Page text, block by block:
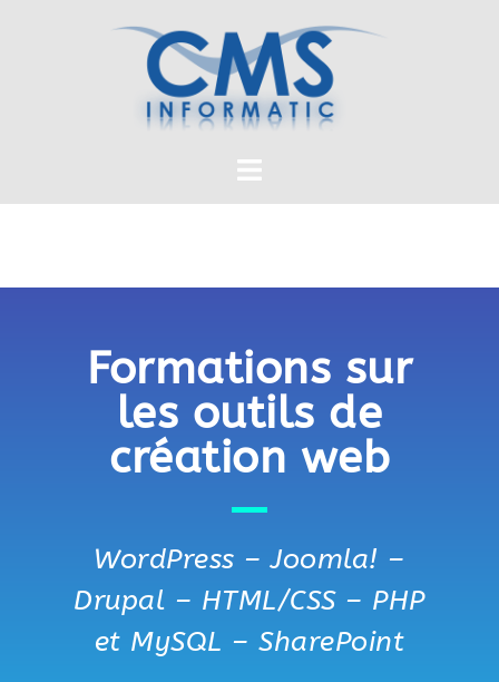
Formations sur
les outils de
création web
WordPress – Joomla! –
Drupal – HTML/CSS – PHP
et MySQL – SharePoint